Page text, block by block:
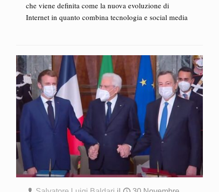
che viene definita come la nuova evoluzione di
Internet in quanto combina tecnologia e social media